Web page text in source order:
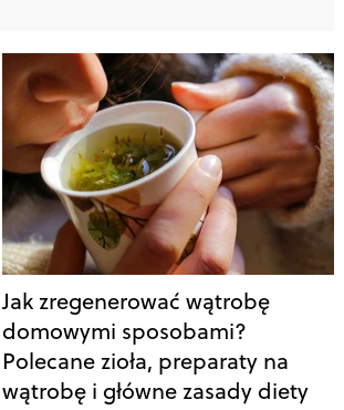
Jak zregenerować wątrobę
domowymi sposobami?
Polecane zioła, preparaty na
wątrobę i główne zasady diety